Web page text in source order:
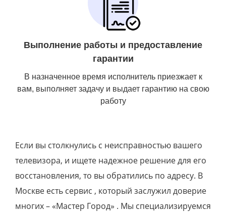
Выполнение работы и предоставление
гарантии
В назначенное время исполнитель приезжает к
вам, выполняет задачу и выдает гарантию на свою
работу
Если вы столкнулись с неисправностью вашего
телевизора, и ищете надежное решение для его
восстановления, то вы обратились по адресу. В
Москве есть сервис , который заслужил доверие
многих – «Мастер Город» . Мы специализируемся